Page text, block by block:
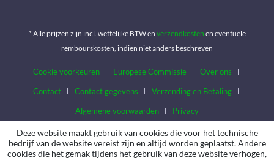
* Alle prijzen zijn incl. wettelijke BTW en verzendkosten en eventuele
rembourskosten, indien niet anders beschreven
Cookie voorkeuren Europese Commissie
Over ons
Contact
Contact gegevens
Verzending en Betaling
Algemene voorwaarden
Privacy
Deze website maakt gebruik van cookies die voor het technische
bedrijf van de website vereist zijn en altijd worden geplaatst. Andere
cookies die het gemak tijdens het gebruik van deze website verhogen,